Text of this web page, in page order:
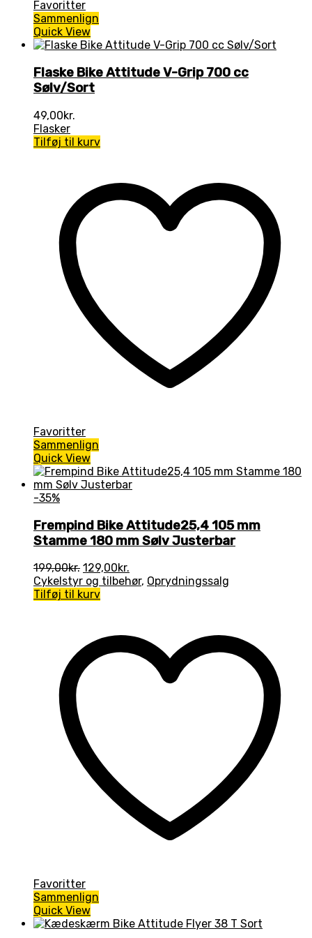
Favoritter
Sammenlign
Quick View
Flaske Bike Attitude V-Grip 700 cc
Sølv/Sort
49,00kr.
Flasker
Tilføj til kurv
Favoritter
Sammenlign
Quick View
-35%
Frempind Bike Attitude25,4 105 mm
Stamme 180 mm Sølv Justerbar
199,00kr. Den
oprindelige
pris
129,00kr.
aktuelle
Cykelstyr og tilbehør, Oprydningssalg
Tilføj til kurv
Favoritter
Sammenlign
Quick View